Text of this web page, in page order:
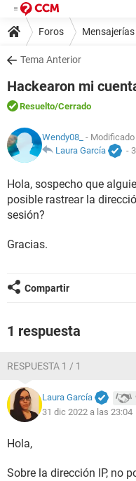
Foros
Tema Anterior
Hackearon mi
Resuelto/Cerrado
Wendy08_ -
Laura García
-
Hola, sospecho que
posible rastrear la
sesión?
Gracias.
Compartir
1 respuesta
RESPUESTA 1 / 1
Laura García
31 dic 2022 a las 23:04
Hola,
Sobre la dirección IP, no